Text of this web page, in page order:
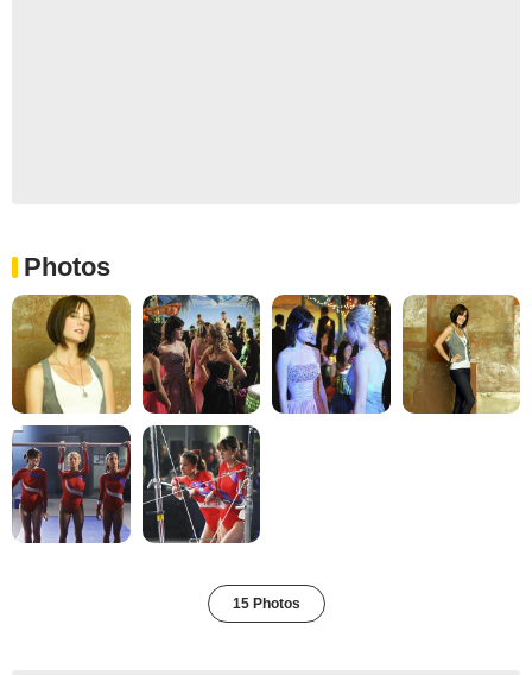
Photos
15 Photos